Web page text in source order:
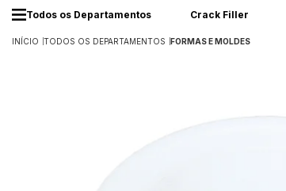
Todos os Departamentos Crack Filler
INÍCIO TODOS OS DEPARTAMENTOS FORMAS E MOLDES